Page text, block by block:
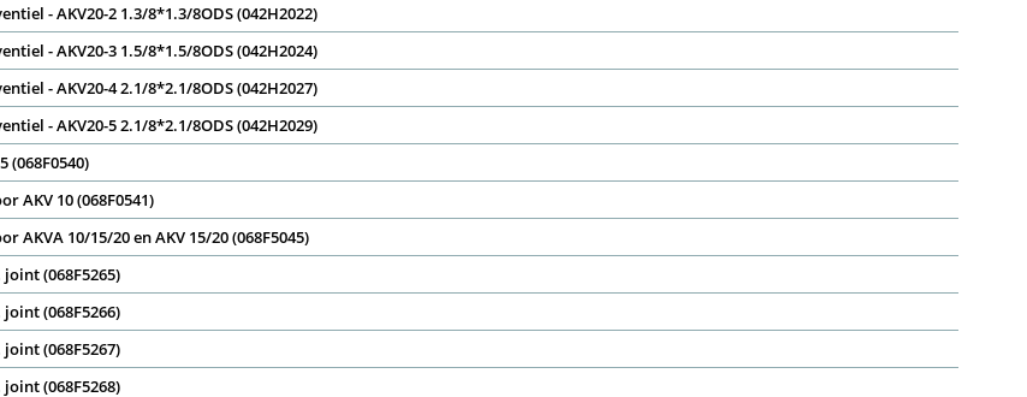
- AKV20-2 1.3/8*1.3/8ODS (042H2022)
- AKV20-3 1.5/8*1.5/8ODS (042H2024)
- AKV20-4 2.1/8*2.1/8ODS (042H2027)
- AKV20-5 2.1/8*2.1/8ODS (042H2029)
(068F0540)
AKV 10 (068F0541)
AKVA 10/15/20 en AKV 15/20 (068F5045)
(068F5265)
(068F5266)
(068F5267)
(068F5268)